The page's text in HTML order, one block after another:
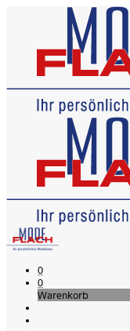
0
0
Warenkorb